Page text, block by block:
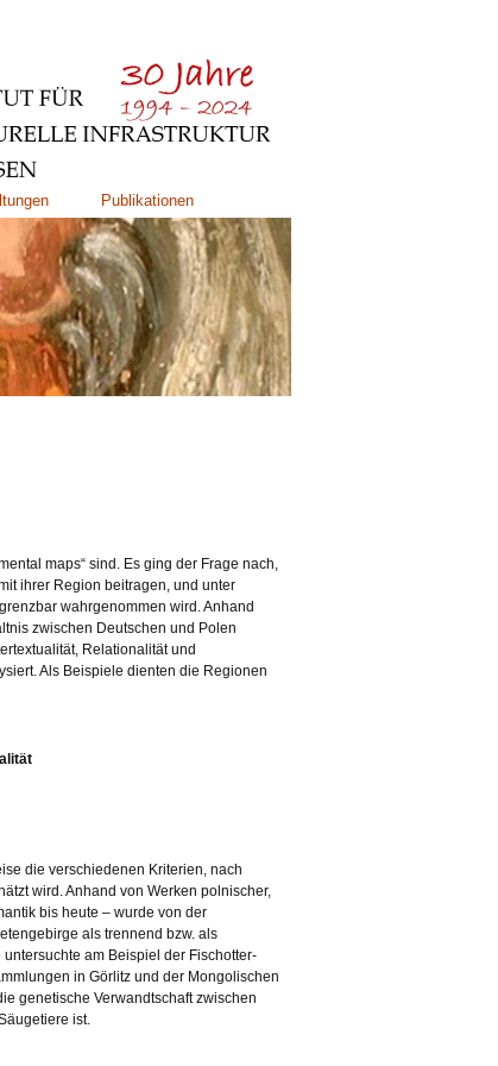
Publikationen
maps“ sind. Es ging der Frage nach,
ihrer Region beitragen, und unter
wahrgenommen wird. Anhand
zwischen Deutschen und Polen
Relationalität und
Als Beispiele dienten die Regionen
die verschiedenen Kriterien, nach
wird. Anhand von Werken polnischer,
bis heute – wurde von der
als trennend bzw. als
am Beispiel der Fischotter-
in Görlitz und der Mongolischen
genetische Verwandtschaft zwischen
ist.